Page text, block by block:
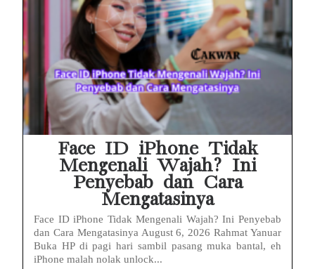
Face ID iPhone Tidak
Mengenali Wajah? Ini
Penyebab dan Cara
Mengatasinya
Face ID iPhone Tidak Mengenali Wajah? Ini Penyebab
dan Cara Mengatasinya August 6, 2026 Rahmat Yanuar
Buka HP di pagi hari sambil pasang muka bantal, eh
iPhone malah nolak unlock...